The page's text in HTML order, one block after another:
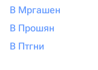
В Мргашен
В Прошян
В Птгни